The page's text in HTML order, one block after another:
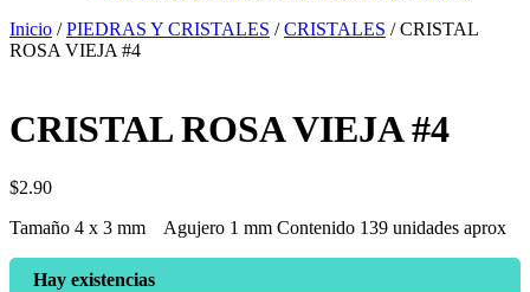
Inicio /PIEDRAS Y CRISTALES /CRISTALES / CRISTAL
ROSA VIEJA #4
CRISTAL ROSA VIEJA #4
$2.90
Tamaño 4 x 3 mm Agujero 1 mm Contenido 139 unidades aprox
Hay existencias